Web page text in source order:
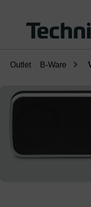
Outlet B-Ware
Bildergalerie